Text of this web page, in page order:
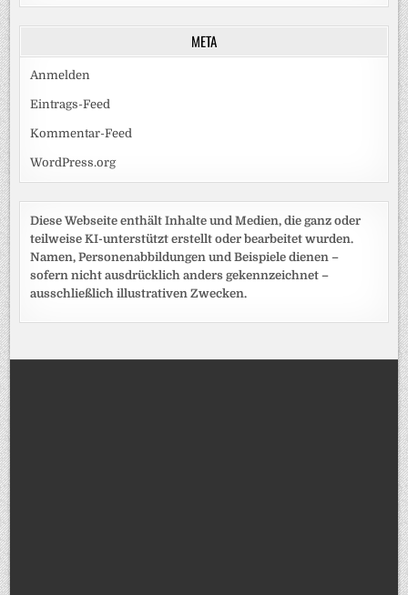
META
Anmelden
Eintrags-Feed
Kommentar-Feed
WordPress.org
Diese Webseite enthält Inhalte und Medien, die ganz oder
teilweise KI-unterstützt erstellt oder bearbeitet wurden.
Namen, Personenabbildungen und Beispiele dienen –
sofern nicht ausdrücklich anders gekennzeichnet –
ausschließlich illustrativen Zwecken.